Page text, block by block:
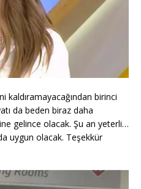
kaldıramayacağından birinci
da beden biraz daha
gelince olacak. Şu an yeterli…
uygun olacak. Teşekkür